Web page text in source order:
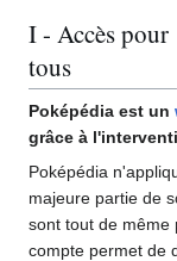
I - Accès pour
tous
Poképédia est un
grâce à
Poképédia
majeure partie de
sont tout de même
compte permet de